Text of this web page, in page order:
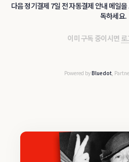
다음 정기결제 7일 전 자동결제 안내 메일
독하세요.
이미 구독 중이시면 로
Powered byBluedot,